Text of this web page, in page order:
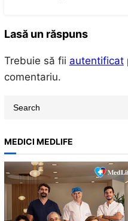
Lasă un răspuns
Trebuie să fii autentificat
comentariu.
r
c
h
MEDICI MEDLIFE